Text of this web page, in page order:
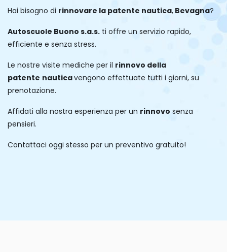
Hai bisogno di rinnovare la patente nautica, Bevagna?
Autoscuole Buono s.a.s. ti offre un servizio rapido,
efficiente e senza stress.
Le nostre visite mediche per il rinnovo della
patente nauticavengono effettuate tutti i giorni, su
prenotazione.
Affidati alla nostra esperienza per un rinnovo senza
pensieri.
Contattaci oggi stesso per un preventivo gratuito!